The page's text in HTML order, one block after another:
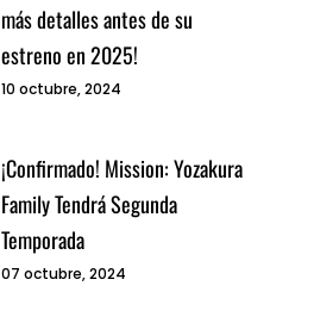
más detalles antes de su
estreno en 2025!
10 octubre, 2024
¡Confirmado! Mission: Yozakura
Family Tendrá Segunda
Temporada
07 octubre, 2024